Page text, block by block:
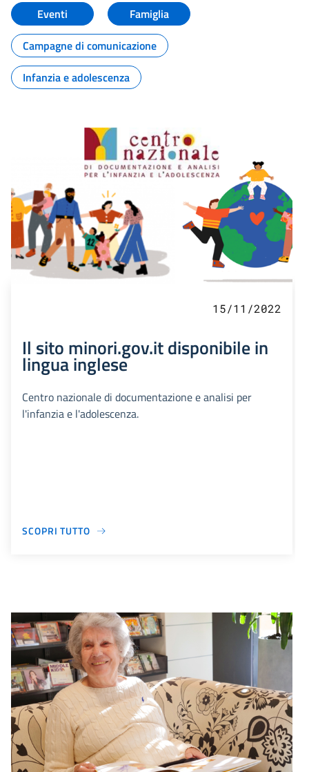
Eventi
Famiglia
Campagne di comunicazione
Infanzia e adolescenza
15/11/2022
Il sito minori.gov.it disponibile in
lingua inglese
Centro nazionale di documentazione e analisi per
l'infanzia e l'adolescenza.
SCOPRI TUTTO